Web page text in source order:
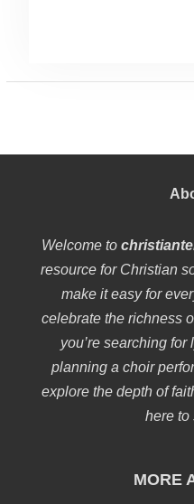
Welcome to
resource for Christian
make it easy for
celebrate the richness
you’re searching
planning a choir
explore the depth of
here to
MORE